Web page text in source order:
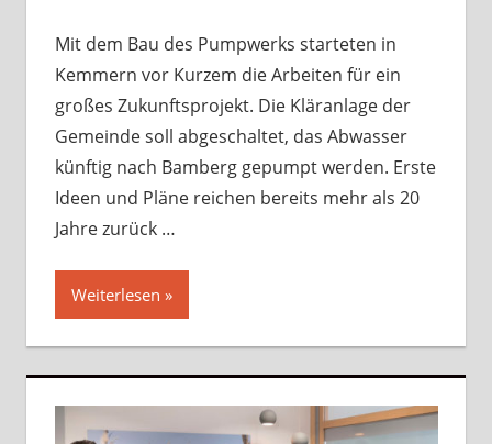
Mit dem Bau des Pumpwerks starteten in
Kemmern vor Kurzem die Arbeiten für ein
großes Zukunftsprojekt. Die Kläranlage der
Gemeinde soll abgeschaltet, das Abwasser
künftig nach Bamberg gepumpt werden. Erste
Ideen und Pläne reichen bereits mehr als 20
Jahre zurück …
Weiterlesen